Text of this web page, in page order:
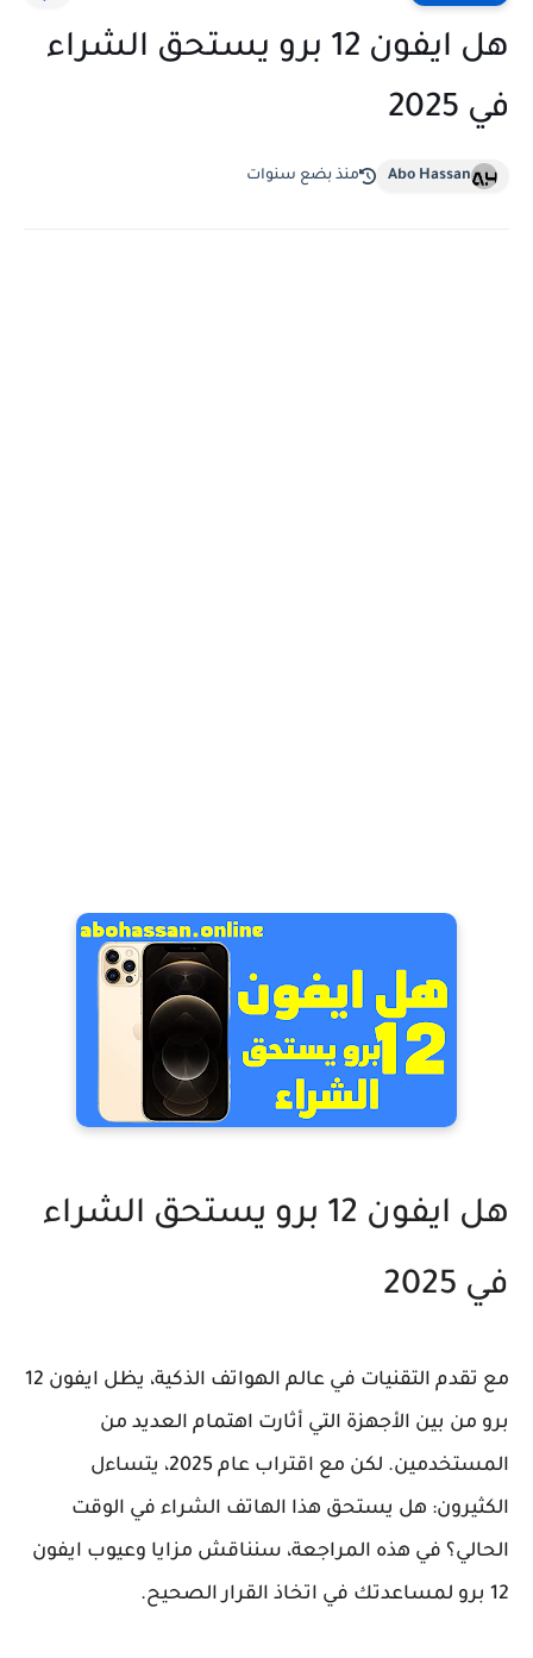
هل ايفون 12 برو يستحق الشراء
في 2025
Abo Hassan منذ بضع سنوات
هل ايفون 12 برو يستحق الشراء
في 2025
مع تقدم التقنيات في عالم الهواتف الذكية، يظل ايفون 12
برو من بين الأجهزة التي أثارت اهتمام العديد من
المستخدمين. لكن مع اقتراب عام 2025، يتساءل
الكثيرون: هل يستحق هذا الهاتف الشراء في الوقت
الحالي؟ في هذه المراجعة، سنناقش مزايا وعيوب ايفون
12 برو لمساعدتك في اتخاذ القرار الصحيح.